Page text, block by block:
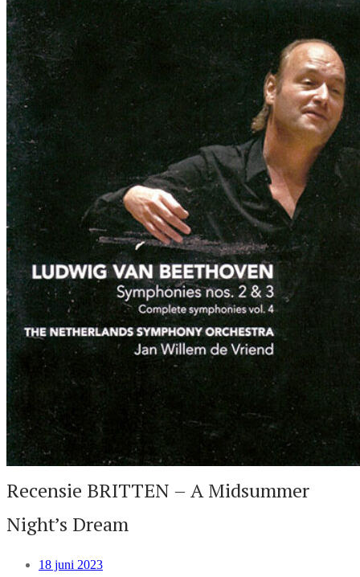
Recensie BRITTEN – A Midsummer
Night’s Dream
18 juni 2023